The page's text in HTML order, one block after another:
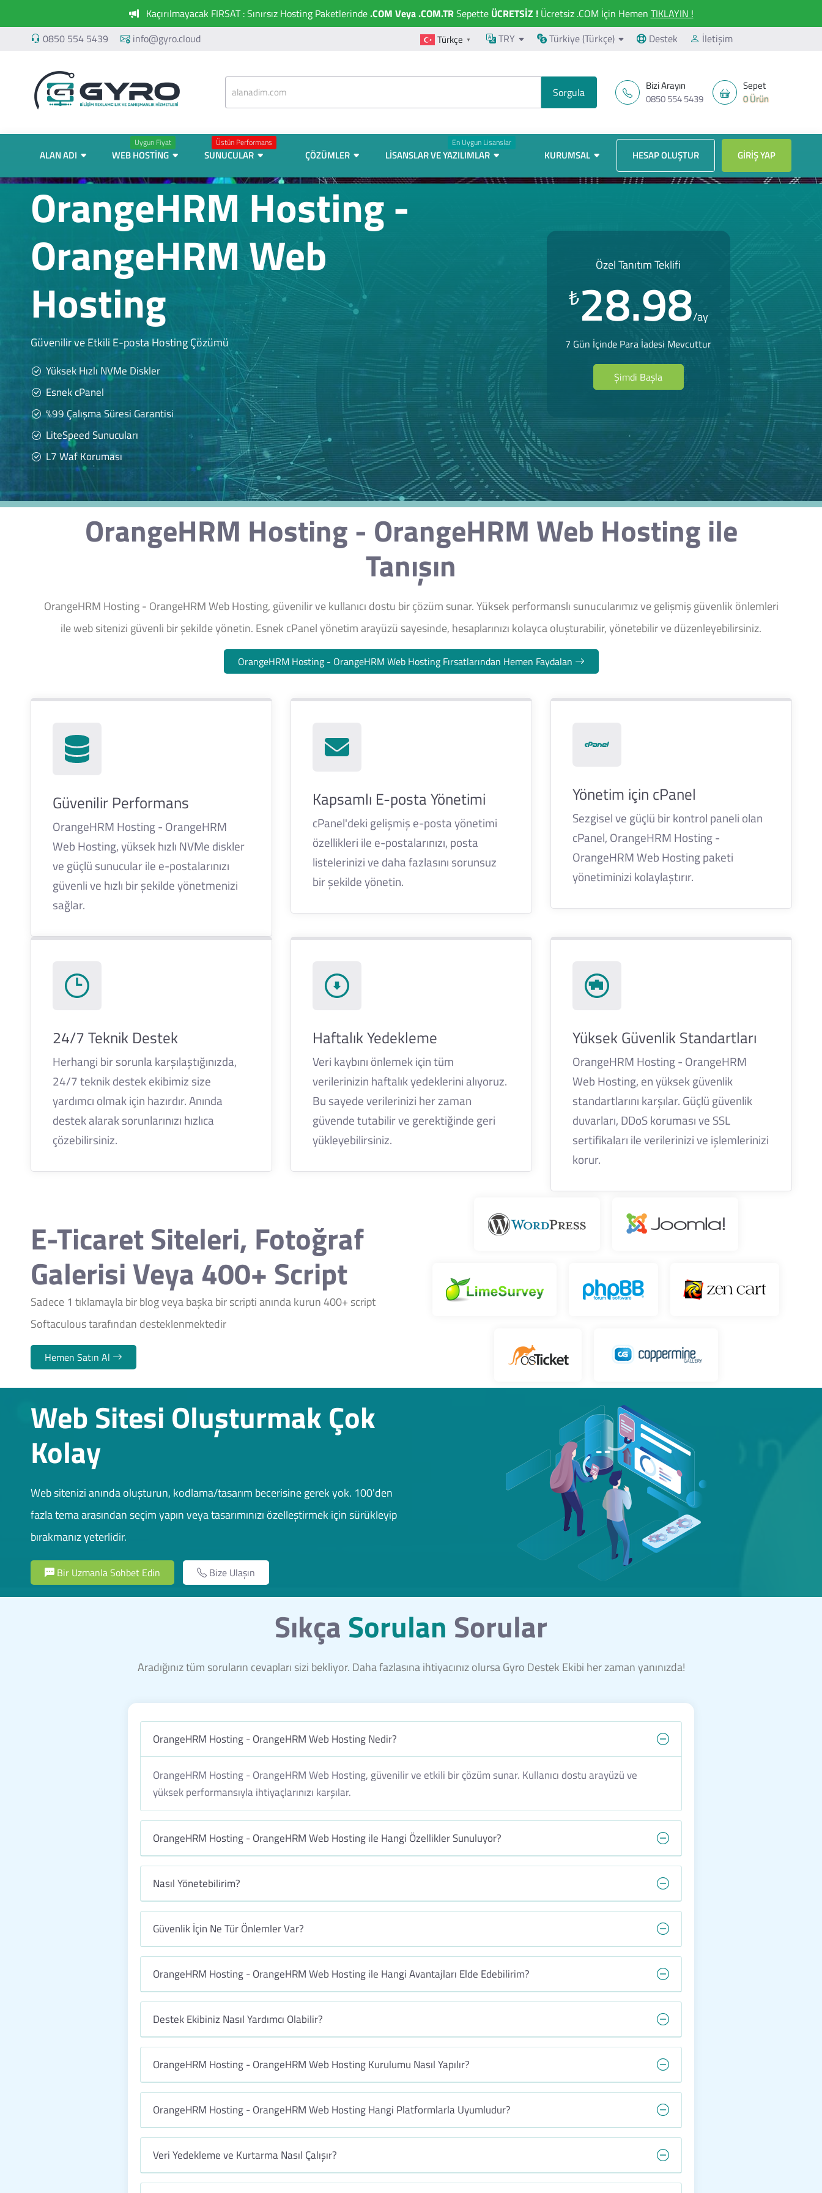
Kaçırılmayacak FIRSAT : Sınırsız Hosting Paketlerinde .COM Veya .COM.TRSepette ÜCRETSİZ !Ücretsiz .COM İçin Hemen TIKLAYIN !
0850 554 5439
info@gyro.cloud Türkçe ▼ TRY Türkiye (Türkçe) Destek İletişim
Bizi Arayın
0850 554 5439
Sepet
0 Ürün
ALAN ADI
Uygun Fiyat
WEB HOSTING
Üstün Performans
SUNUCULAR ÇÖZÜMLER
En Uygun Lisanslar
LISANSLAR VE YAZILIMLAR KURUMSAL HESAP OLUŞTUR GIRIŞ YAP
OrangeHRM Hosting -
OrangeHRM Web
Hosting
Güvenilir ve Etkili E-posta Hosting Çözümü
Yüksek Hızlı NVMe Diskler
Esnek cPanel
%99 Çalışma Süresi Garantisi
LiteSpeed Sunucuları
L7 Waf Koruması
Özel Tanıtım Teklifi
₺28.98/ay
7 Gün İçinde Para İadesi Mevcuttur
Şimdi Başla
OrangeHRM Hosting - OrangeHRM Web Hosting ile
Tanışın
OrangeHRM Hosting - OrangeHRM Web Hosting, güvenilir ve kullanıcı dostu bir çözüm sunar. Yüksek performanslı sunucularımız ve gelişmiş güvenlik önlemleri
ile web sitenizi güvenli bir şekilde yönetin. Esnek cPanel yönetim arayüzü sayesinde, hesaplarınızı kolayca oluşturabilir, yönetebilir ve düzenleyebilirsiniz.
OrangeHRM Hosting - OrangeHRM Web Hosting Fırsatlarından Hemen Faydalan
Güvenilir Performans
OrangeHRM Hosting - OrangeHRM
Web Hosting, yüksek hızlı NVMe diskler
ve güçlü sunucular ile e-postalarınızı
güvenli ve hızlı bir şekilde yönetmenizi
sağlar.
Kapsamlı E-posta Yönetimi
cPanel'deki gelişmiş e-posta yönetimi
özellikleri ile e-postalarınızı, posta
listelerinizi ve daha fazlasını sorunsuz
bir şekilde yönetin.
Yönetim için cPanel
Sezgisel ve güçlü bir kontrol paneli olan
cPanel, OrangeHRM Hosting -
OrangeHRM Web Hosting paketi
yönetiminizi kolaylaştırır.
24/7 Teknik Destek
Herhangi bir sorunla karşılaştığınızda,
24/7 teknik destek ekibimiz size
yardımcı olmak için hazırdır. Anında
destek alarak sorunlarınızı hızlıca
çözebilirsiniz.
Haftalık Yedekleme
Veri kaybını önlemek için tüm
verilerinizin haftalık yedeklerini alıyoruz.
Bu sayede verilerinizi her zaman
güvende tutabilir ve gerektiğinde geri
yükleyebilirsiniz.
Yüksek Güvenlik Standartları
OrangeHRM Hosting - OrangeHRM
Web Hosting, en yüksek güvenlik
standartlarını karşılar. Güçlü güvenlik
duvarları, DDoS koruması ve SSL
sertifikaları ile verilerinizi ve işlemlerinizi
korur.
E-Ticaret Siteleri, Fotoğraf
Galerisi Veya 400+ Script
Sadece 1 tıklamayla bir blog veya başka bir scripti anında kurun 400+ script
Softaculous tarafından desteklenmektedir
Hemen Satın Al
Web Sitesi Oluşturmak Çok
Kolay
Web sitenizi anında oluşturun, kodlama/tasarım becerisine gerek yok. 100'den
fazla tema arasından seçim yapın veya tasarımınızı özelleştirmek için sürükleyip
bırakmanız yeterlidir.
Bir Uzmanla Sohbet Edin Bize Ulaşın
SıkçaSorulan Sorular
Aradığınız tüm soruların cevapları sizi bekliyor. Daha fazlasına ihtiyacınız olursa Gyro Destek Ekibi her zaman yanınızda!
OrangeHRM Hosting - OrangeHRM Web Hosting Nedir?
OrangeHRM Hosting - OrangeHRM Web Hosting, güvenilir ve etkili bir çözüm sunar. Kullanıcı dostu arayüzü ve
yüksek performansıyla ihtiyaçlarınızı karşılar.
OrangeHRM Hosting - OrangeHRM Web Hosting ile Hangi Özellikler Sunuluyor?
Nasıl Yönetebilirim?
Güvenlik İçin Ne Tür Önlemler Var?
OrangeHRM Hosting - OrangeHRM Web Hosting ile Hangi Avantajları Elde Edebilirim?
Destek Ekibiniz Nasıl Yardımcı Olabilir?
OrangeHRM Hosting - OrangeHRM Web Hosting Kurulumu Nasıl Yapılır?
OrangeHRM Hosting - OrangeHRM Web Hosting Hangi Platformlarla Uyumludur?
Veri Yedekleme ve Kurtarma Nasıl Çalışır?